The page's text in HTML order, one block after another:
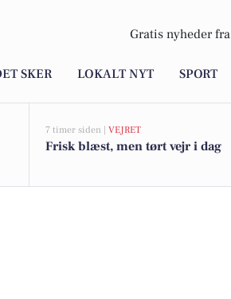
Gratis nyheder fra
SKER LOKALT NYT SPORT
7 timer siden | VEJRET
Frisk blæst, men tørt vejr i dag